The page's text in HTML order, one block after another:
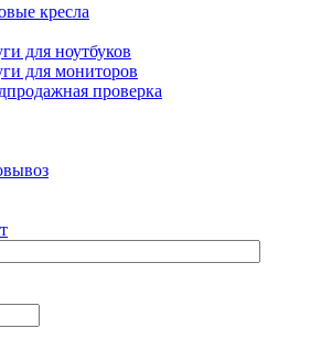
кресла
для ноутбуков
для мониторов
проверка